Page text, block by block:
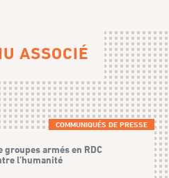
ASSOCIÉ
COMMUNIQUÉS DE PRESSE
groupes armés en RDC
l’humanité